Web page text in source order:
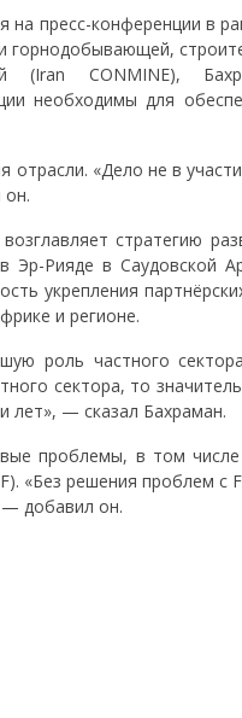
на пресс-конференции в
горнодобывающей,
(Iran CONMINE),
необходимы для
отрасли. «Дело не в
он.
стратегию
Эр-Рияде в Саудовской
укрепления
и регионе.
роль частного
сектора, то
лет», — сказал Бахраман.
проблемы, в том числе
«Без решения проблем с
— добавил он.